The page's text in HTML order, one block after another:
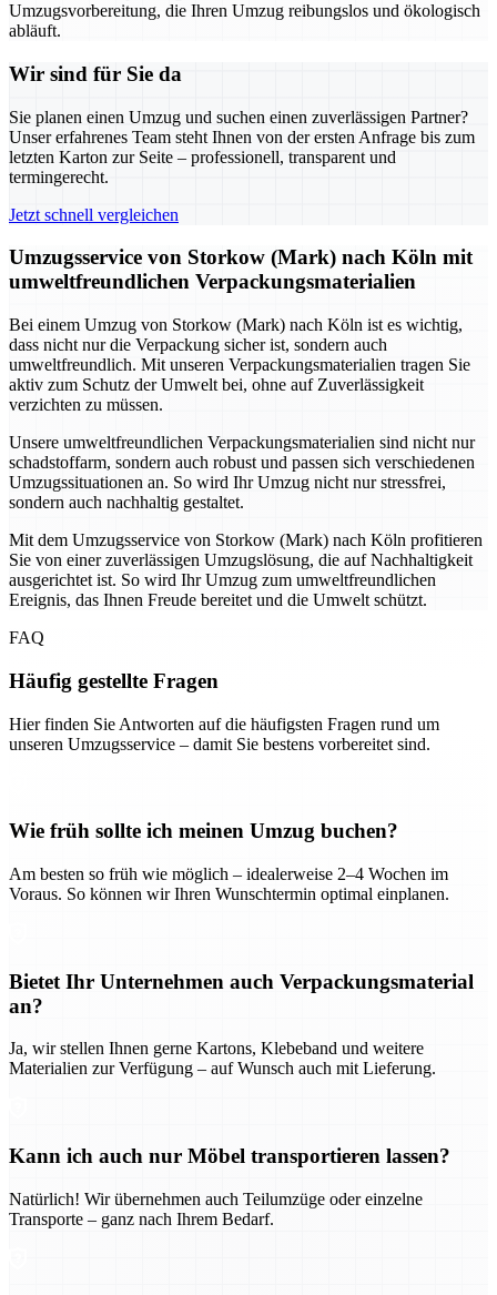
Umzugsvorbereitung, die Ihren Umzug reibungslos und ökologisch
abläuft.
Wir sind für Sie da
Sie planen einen Umzug und suchen einen zuverlässigen Partner?
Unser erfahrenes Team steht Ihnen von der ersten Anfrage bis zum
letzten Karton zur Seite – professionell, transparent und
termingerecht.
Jetzt schnell vergleichen
Umzugsservice von Storkow (Mark) nach Köln mit
umweltfreundlichen Verpackungsmaterialien
Bei einem Umzug von Storkow (Mark) nach Köln ist es wichtig,
dass nicht nur die Verpackung sicher ist, sondern auch
umweltfreundlich. Mit unseren Verpackungsmaterialien tragen Sie
aktiv zum Schutz der Umwelt bei, ohne auf Zuverlässigkeit
verzichten zu müssen.
Unsere umweltfreundlichen Verpackungsmaterialien sind nicht nur
schadstoffarm, sondern auch robust und passen sich verschiedenen
Umzugssituationen an. So wird Ihr Umzug nicht nur stressfrei,
sondern auch nachhaltig gestaltet.
Mit dem Umzugsservice von Storkow (Mark) nach Köln profitieren
Sie von einer zuverlässigen Umzugslösung, die auf Nachhaltigkeit
ausgerichtet ist. So wird Ihr Umzug zum umweltfreundlichen
Ereignis, das Ihnen Freude bereitet und die Umwelt schützt.
FAQ
Häufig gestellte Fragen
Hier finden Sie Antworten auf die häufigsten Fragen rund um
unseren Umzugsservice – damit Sie bestens vorbereitet sind.
Wie früh sollte ich meinen Umzug buchen?
Am besten so früh wie möglich – idealerweise 2–4 Wochen im
Voraus. So können wir Ihren Wunschtermin optimal einplanen.
Bietet Ihr Unternehmen auch Verpackungsmaterial
an?
Ja, wir stellen Ihnen gerne Kartons, Klebeband und weitere
Materialien zur Verfügung – auf Wunsch auch mit Lieferung.
Kann ich auch nur Möbel transportieren lassen?
Natürlich! Wir übernehmen auch Teilumzüge oder einzelne
Transporte – ganz nach Ihrem Bedarf.